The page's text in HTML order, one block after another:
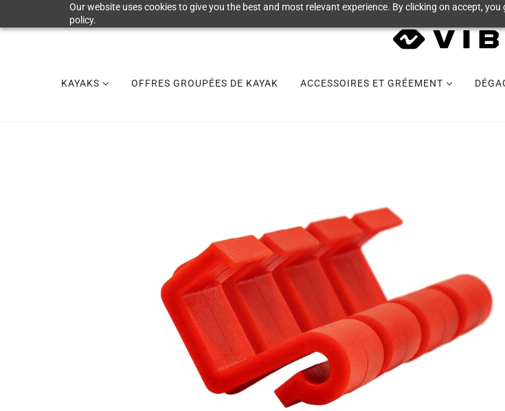
Our website uses cookies to give you the best and most relevant experience. By clicking on accept,
policy.
KAYAKS OFFRES GROUPÉES DE KAYAK ACCESSOIRES ET GRÉEMENT